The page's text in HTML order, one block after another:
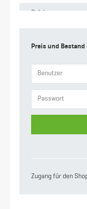
Stärke
Gewicht
Nennweite
Preis und
Zugang für den